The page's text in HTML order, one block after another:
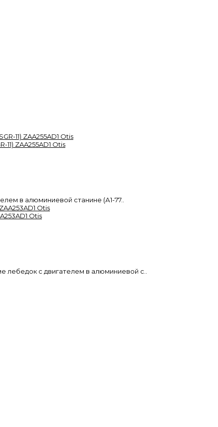
ZAA255AD1 Otis
в алюминиевой станине (А1-77..
Otis
лебедок с двигателем в алюминиевой с..